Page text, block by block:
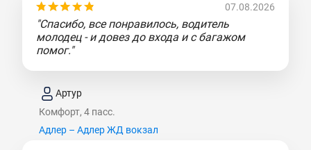
07.08.2026
"Спасибо, все понравилось, водитель
молодец - и довез до входа и с багажом
помог."
Артур
Комфорт, 4 пасс.
Адлер – Адлер ЖД вокзал